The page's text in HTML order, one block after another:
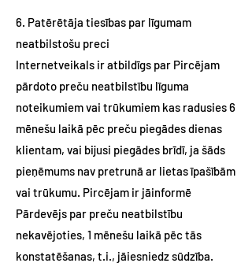
6. Patērētāja tiesības par līgumam
neatbilstošu preci
Internetveikals ir atbildīgs par Pircējam
pārdoto preču neatbilstību līguma
noteikumiem vai trūkumiem kas radusies 6
mēnešu laikā pēc preču piegādes dienas
klientam, vai bijusi piegādes brīdī, ja šāds
pieņēmums nav pretrunā ar lietas īpašībām
vai trūkumu. Pircējam ir jāinformē
Pārdevējs par preču neatbilstību
nekavējoties, 1 mēnešu laikā pēc tās
konstatēšanas, t.i., jāiesniedz sūdzība.